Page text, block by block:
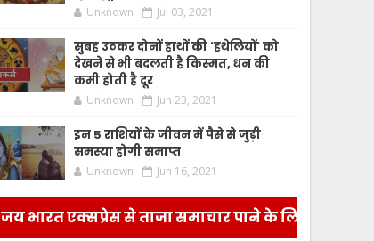
Unknown Jul 03, 2021
सुबह उठकर दोनों हाथों की 'हथेलियों' को
देखने से भी बदलती है किस्मत, धन की
कमी होती है दूर
Unknown Jun 23, 2021
इन 5 राशियों के जीवन में पैसे से जुड़ी
समस्या होगी समाप्त
Unknown Jun 16, 2021
जय भारत एक्सप्रेस से ताजा समाचार पाने के लिए